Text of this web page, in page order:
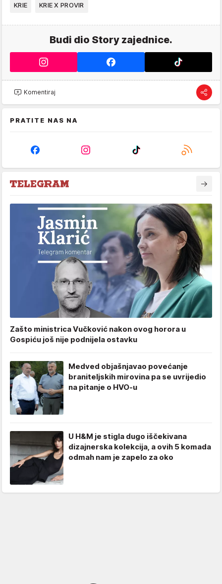
KRIE KRIE X PROVIR
Budi dio Story zajednice.
Komentiraj
PRATITE NAS NA
Zašto ministrica Vučković nakon ovog horora u
Gospiću još nije podnijela ostavku
Medved objašnjavao povećanje
braniteljskih mirovina pa se uvrijedio
na pitanje o HVO-u
U H&M je stigla dugo iščekivana
dizajnerska kolekcija, a ovih 5 komada
odmah nam je zapelo za oko